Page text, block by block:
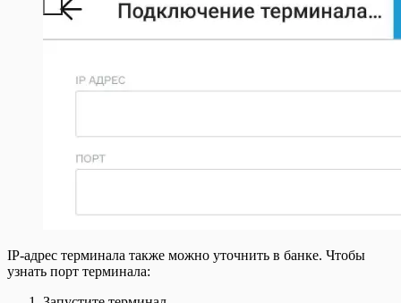
IP-адрес терминала также можно уточнить в банке. Чтобы
узнать порт терминала: